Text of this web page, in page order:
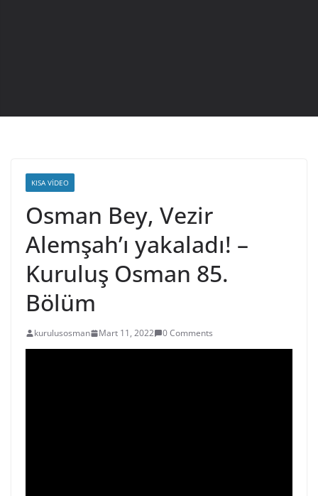
KISA VIDEO
Osman Bey, Vezir
Alemşah’ı yakaladı! –
Kuruluş Osman 85.
Bölüm
kurulusosman Mart 11, 2022 0 Comments